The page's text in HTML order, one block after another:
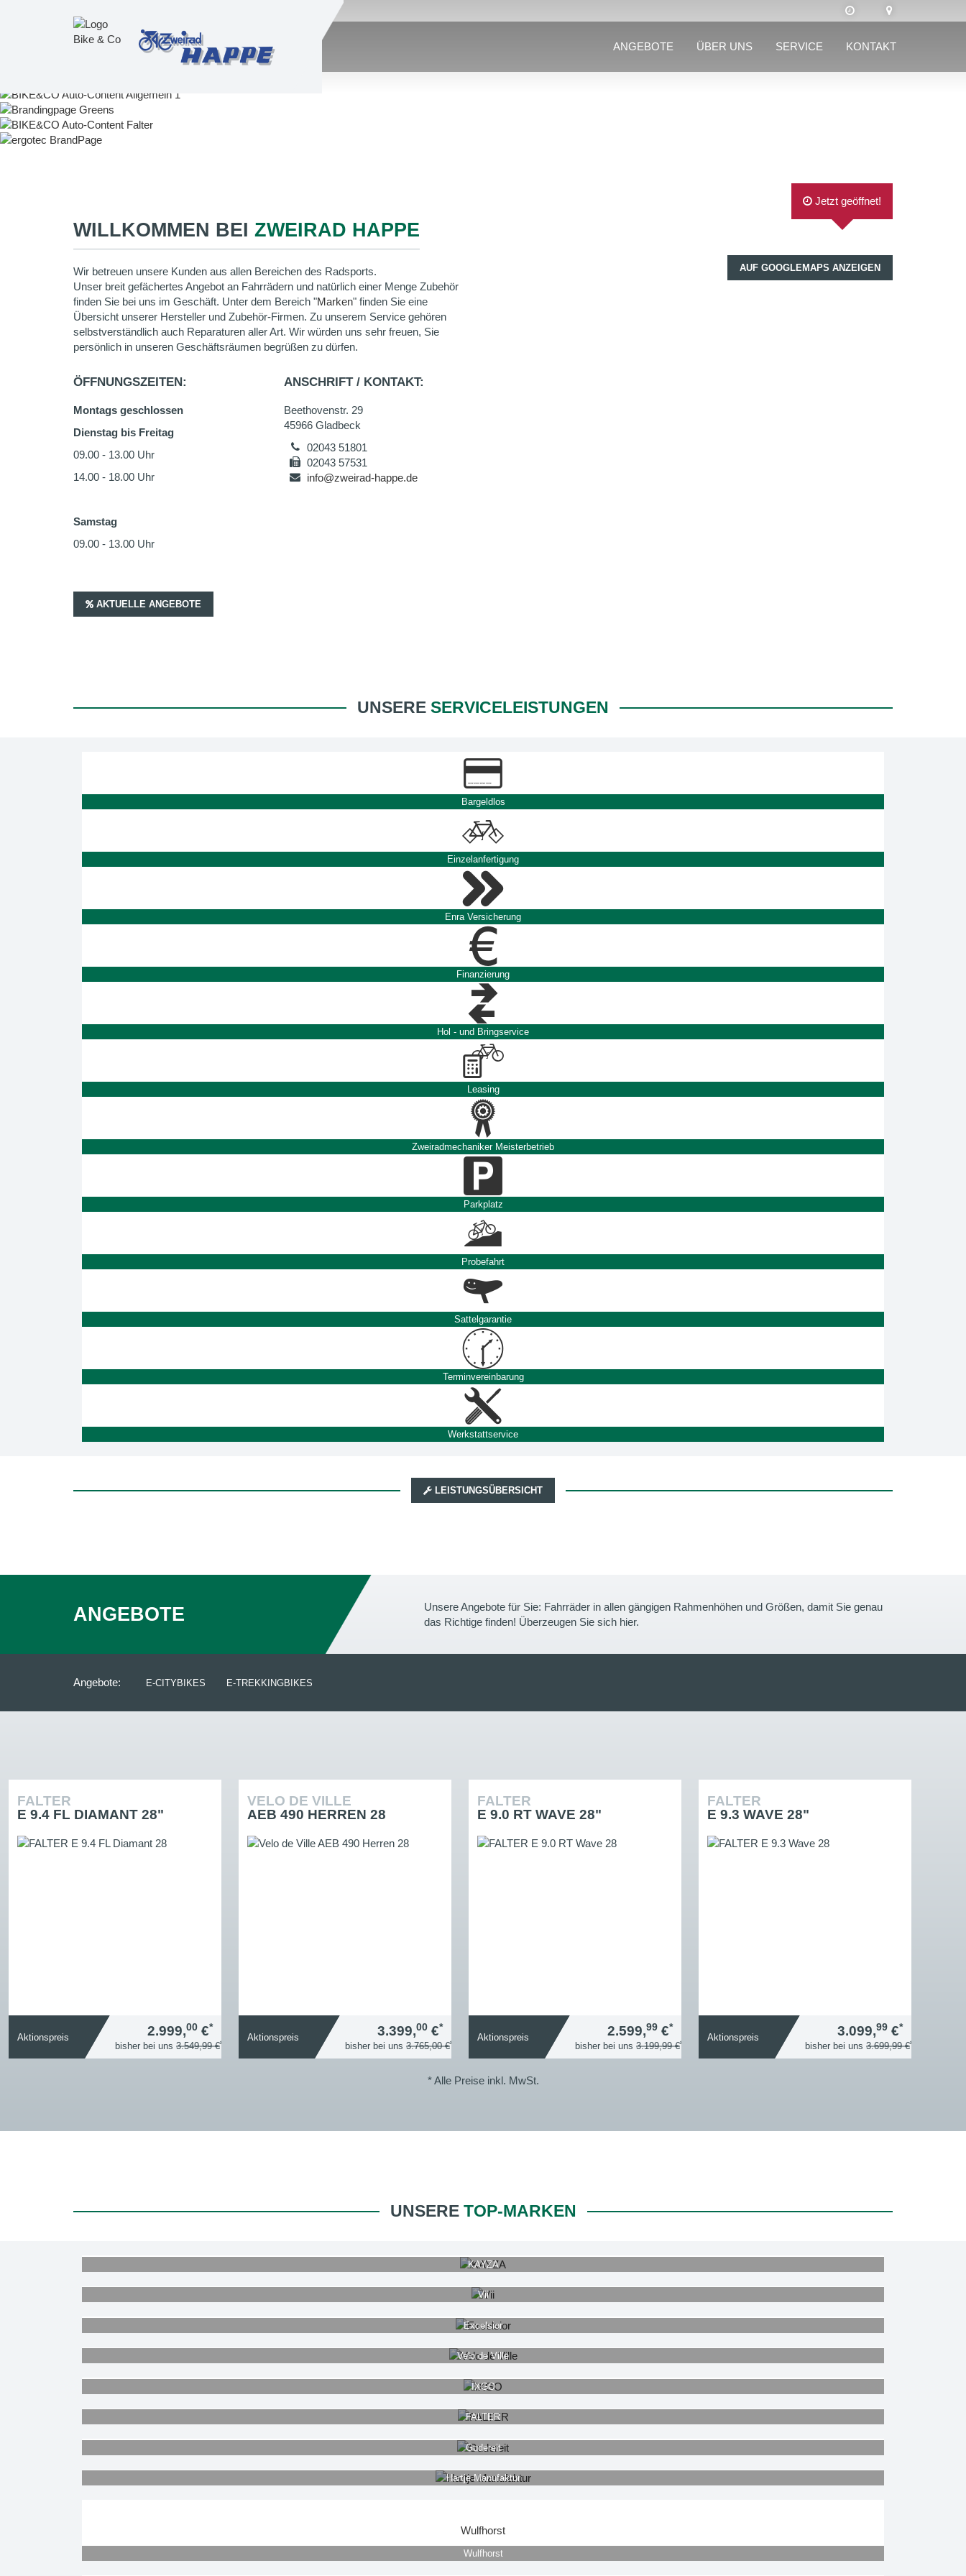
ANGEBOTE ÜBER UNS SERVICE KONTAKT
WILLKOMMEN BEI ZWEIRAD HAPPE
Wir betreuen unsere Kunden aus allen Bereichen des Radsports.
Unser breit gefächertes Angebot an Fahrrädern und natürlich einer Menge Zubehör
finden Sie bei uns im Geschäft. Unter dem Bereich "Marken" finden Sie eine
Übersicht unserer Hersteller und Zubehör-Firmen. Zu unserem Service gehören
selbstverständlich auch Reparaturen aller Art. Wir würden uns sehr freuen, Sie
persönlich in unseren Geschäftsräumen begrüßen zu dürfen.
ÖFFNUNGSZEITEN:
Montags geschlossen
Dienstag bis Freitag
09.00 - 13.00 Uhr
14.00 - 18.00 Uhr
Samstag
09.00 - 13.00 Uhr
ANSCHRIFT / KONTAKT:
Beethovenstr. 29
45966 Gladbeck
02043 51801
02043 57531
info@zweirad-happe.de
AUF GOOGLEMAPS ANZEIGEN
Jetzt geöffnet!
AKTUELLE ANGEBOTE
UNSERE SERVICELEISTUNGEN
Bargeldlos
Einzelanfertigung
Enra Versicherung
Finanzierung
Hol - und Bringservice
Leasing
Zweiradmechaniker Meisterbetrieb
Parkplatz
Probefahrt
Sattelgarantie
Terminvereinbarung
Werkstattservice
LEISTUNGSÜBERSICHT
ANGEBOTE
Unsere Angebote für Sie: Fahrräder in allen gängigen Rahmenhöhen und Größen, damit Sie genau
das Richtige finden! Überzeugen Sie sich hier.
Angebote: E-CITYBIKES E-TREKKINGBIKES
FALTER
E 9.4 FL DIAMANT 28"
Aktionspreis 2.999,00 €*
bisher bei uns 3.549,99 €*
VELO DE VILLE
AEB 490 HERREN 28
Aktionspreis 3.399,00 €*
bisher bei uns 3.765,00 €*
FALTER
E 9.0 RT WAVE 28"
Aktionspreis 2.599,99 €*
bisher bei uns 3.199,99 €*
FALTER
E 9.3 WAVE 28"
Aktionspreis 3.099,99 €*
bisher bei uns 3.699,99 €*
* Alle Preise inkl. MwSt.
UNSERE TOP-MARKEN
KAYZA
Vii
Excelsior
Velo de Ville
IXGO
FALTER
Gudereit
Hartje Manufaktur
Wulfhorst
Wulfhorst